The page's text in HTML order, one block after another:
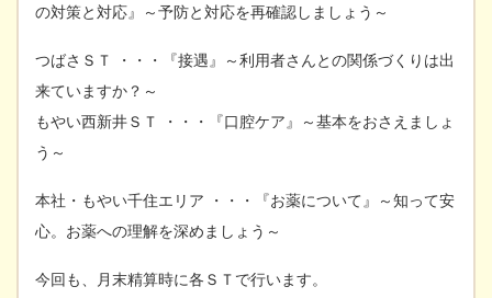
の対策と対応』～予防と対応を再確認しましょう～
つばさＳＴ ・・・『接遇』～利用者さんとの関係づくりは出
来ていますか？～
もやい西新井ＳＴ ・・・『口腔ケア』～基本をおさえましょ
う～
本社・もやい千住エリア ・・・『お薬について』～知って安
心。お薬への理解を深めましょう～
今回も、月末精算時に各ＳＴで行います。